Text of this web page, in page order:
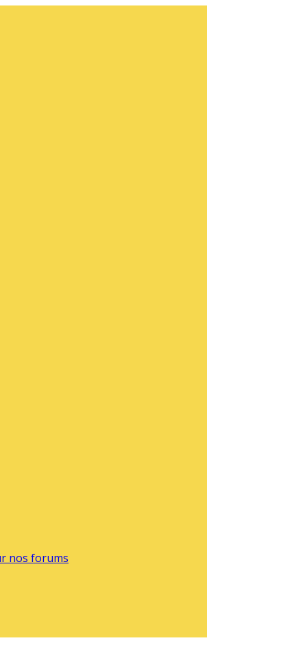
nos forums